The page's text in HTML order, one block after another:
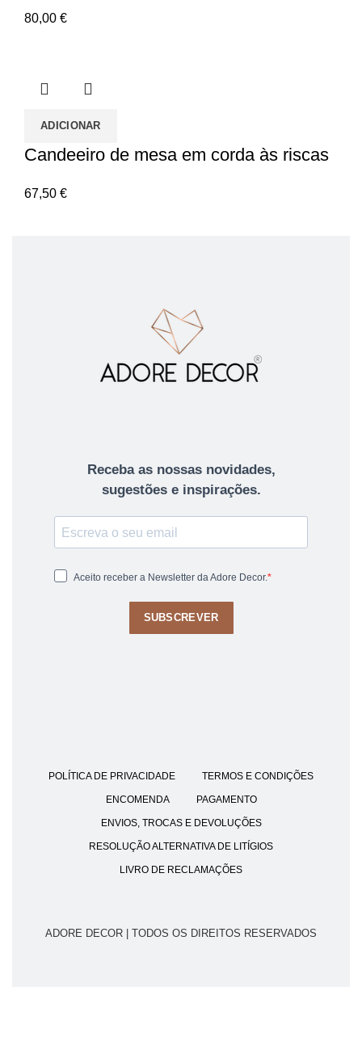
80,00 €
ADICIONAR
Candeeiro de mesa em corda às riscas
67,50 €
Receba as nossas novidades,
sugestões e inspirações.
Aceito receber a Newsletter da Adore Decor.
SUBSCREVER
POLÍTICA DE PRIVACIDADE TERMOS E CONDIÇÕES
ENCOMENDA PAGAMENTO
ENVIOS, TROCAS E DEVOLUÇÕES
RESOLUÇÃO ALTERNATIVA DE LITÍGIOS
LIVRO DE RECLAMAÇÕES
ADORE DECOR | TODOS OS DIREITOS RESERVADOS